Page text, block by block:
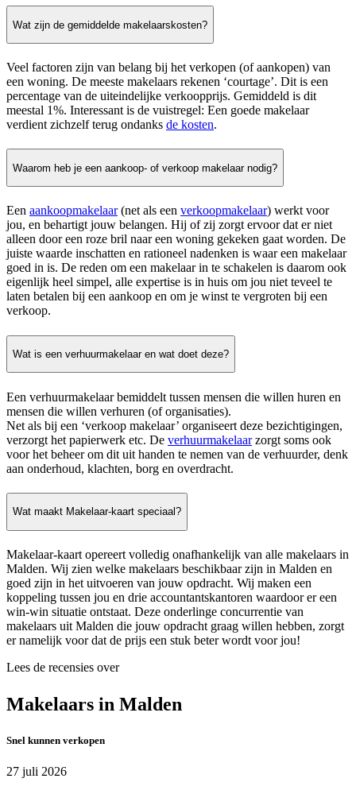
Wat zijn de gemiddelde makelaarskosten?
Veel factoren zijn van belang bij het verkopen (of aankopen) van
een woning. De meeste makelaars rekenen ‘courtage’. Dit is een
percentage van de uiteindelijke verkoopprijs. Gemiddeld is dit
meestal 1%. Interessant is de vuistregel: Een goede makelaar
verdient zichzelf terug ondanks de kosten.
Waarom heb je een aankoop- of verkoop makelaar nodig?
Een aankoopmakelaar(net als een verkoopmakelaar) werkt voor
jou, en behartigt jouw belangen. Hij of zij zorgt ervoor dat er niet
alleen door een roze bril naar een woning gekeken gaat worden. De
juiste waarde inschatten en rationeel nadenken is waar een makelaar
goed in is. De reden om een makelaar in te schakelen is daarom ook
eigenlijk heel simpel, alle expertise is in huis om jou niet teveel te
laten betalen bij een aankoop en om je winst te vergroten bij een
verkoop.
Wat is een verhuurmakelaar en wat doet deze?
Een verhuurmakelaar bemiddelt tussen mensen die willen huren en
mensen die willen verhuren (of organisaties).
Net als bij een ‘verkoop makelaar’ organiseert deze bezichtigingen,
verzorgt het papierwerk etc. De verhuurmakelaarzorgt soms ook
voor het beheer om dit uit handen te nemen van de verhuurder, denk
aan onderhoud, klachten, borg en overdracht.
Wat maakt Makelaar-kaart speciaal?
Makelaar-kaart opereert volledig onafhankelijk van alle makelaars in
Malden. Wij zien welke makelaars beschikbaar zijn in Malden en
goed zijn in het uitvoeren van jouw opdracht. Wij maken een
koppeling tussen jou en drie accountantskantoren waardoor er een
win-win situatie ontstaat. Deze onderlinge concurrentie van
makelaars uit Malden die jouw opdracht graag willen hebben, zorgt
er namelijk voor dat de prijs een stuk beter wordt voor jou!
Lees de recensies over
Makelaars in Malden
Snel kunnen verkopen
27 juli 2026